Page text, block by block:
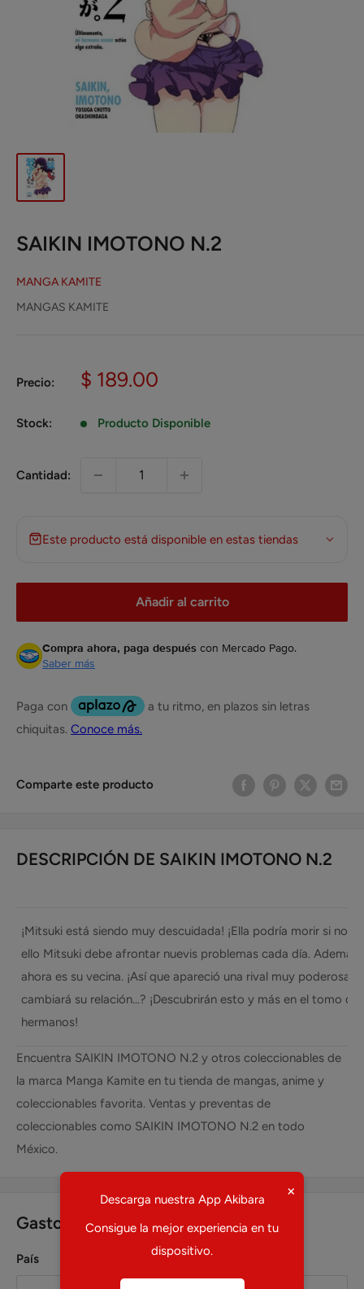
SAIKIN IMOTONO N.2
MANGA KAMITE
MANGAS KAMITE
Precio:
Precio
venta
$ 189.00
Stock: Producto Disponible
Cantidad:
Este producto está disponible en estas tiendas
Añadir al carrito
Compra ahora, paga después con Mercado Pago.
Saber más
Comparte este producto
DESCRIPCIÓN DE SAIKIN IMOTONO N.2
¡Mitsuki está siendo muy descuidada! ¡Ella podría morir si no
ello Mitsuki debe afrontar nuevis problemas cada día. Además
ahora es su vecina. ¡Así que apareció una rival muy poderosa!
cambiará su relación...? ¡Descubrirán esto y más en el tomo
hermanos!
Encuentra SAIKIN IMOTONO N.2 y otros coleccionables de
la marca Manga Kamite en tu tienda de mangas, anime y
coleccionables favorita. Ventas y preventas de
coleccionables como SAIKIN IMOTONO N.2 en todo
México.
Gastos estimados de envío
País
×
Descarga nuestra App Akibara
Consigue la mejor experiencia en tu
dispositivo.